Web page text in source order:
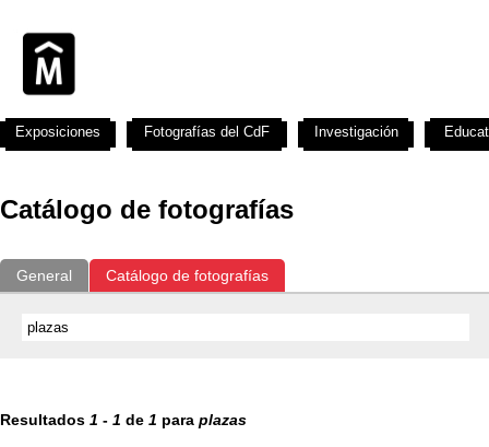
Catálogo de fotografías
General Catálogo de fotografías
Resultados 1 - 1 de 1 para plazas
Exposiciones Fotografías del CdF Investigación